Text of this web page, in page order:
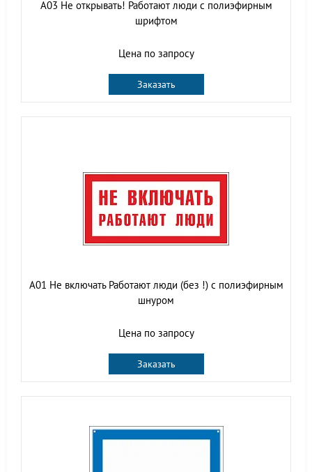
A03 Не открывать! Работают люди с полиэфирным
шрифтом
Цена по запросу
Заказать
A01 Не включать Работают люди (без !) с полиэфирным
шнуром
Цена по запросу
Заказать